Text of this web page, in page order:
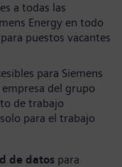
a todas las
Energy en todo
puestos vacantes
para Siemens
empresa del grupo
de trabajo
para el trabajo
de datos para